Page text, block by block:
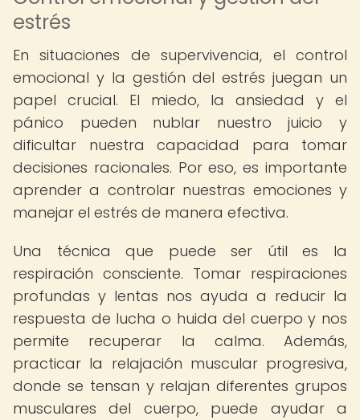
estrés
En situaciones de supervivencia, el control
emocional y la gestión del estrés juegan un
papel crucial. El miedo, la ansiedad y el
pánico pueden nublar nuestro juicio y
dificultar nuestra capacidad para tomar
decisiones racionales. Por eso, es importante
aprender a controlar nuestras emociones y
manejar el estrés de manera efectiva.
Una técnica que puede ser útil es la
respiración consciente. Tomar respiraciones
profundas y lentas nos ayuda a reducir la
respuesta de lucha o huida del cuerpo y nos
permite recuperar la calma. Además,
practicar la relajación muscular progresiva,
donde se tensan y relajan diferentes grupos
musculares del cuerpo, puede ayudar a